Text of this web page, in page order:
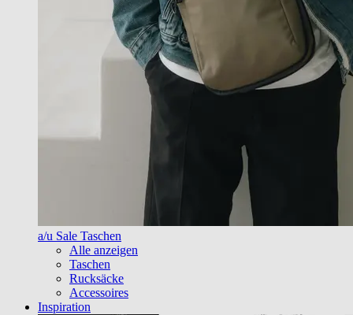
a/u Sale Taschen
Alle anzeigen
Taschen
Rucksäcke
Accessoires
Inspiration